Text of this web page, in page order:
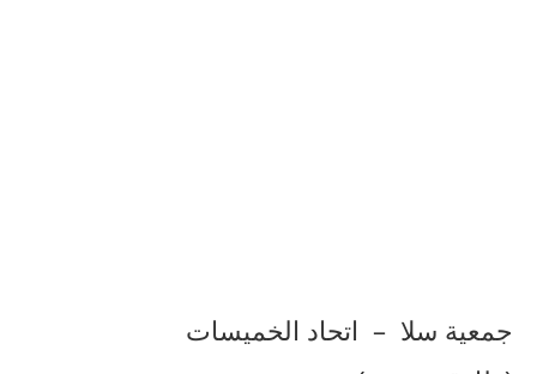
جمعية سلا – اتحاد الخميسات